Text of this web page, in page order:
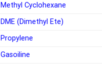
Methyl Cyclohexane
DME (Dimethyl Ete)
Propylene
Gasoiline